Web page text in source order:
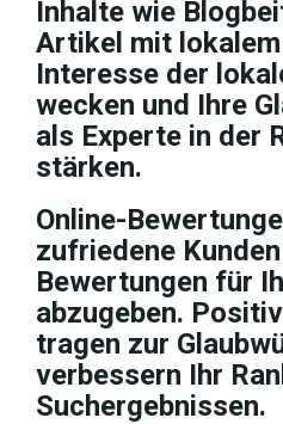
Inhalte wie
Artikel mit
Interesse der
wecken und Ihre
als Experte in der
stärken.
Online-
zufriedene
Bewertungen für
abzugeben.
tragen zur
verbessern Ihr
Suchergebnissen.